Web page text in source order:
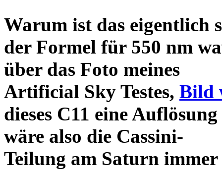
Warum ist das eigentlich
der Formel für 550 nm
über das Foto meines
Artificial Sky Testes, Bild
dieses C11 eine
wäre also die Cassini-
Teilung am Saturn